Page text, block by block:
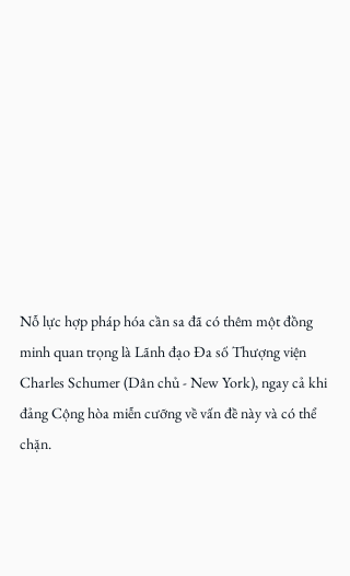
Nỗ lực hợp pháp hóa cần sa đã có thêm một đồng
minh quan trọng là Lãnh đạo Đa số Thượng viện
Charles Schumer (Dân chủ - New York), ngay cả khi
đảng Cộng hòa miễn cưỡng về vấn đề này và có thể
chặn.